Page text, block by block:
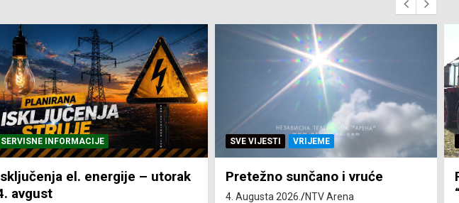
SVE VIJESTI VRIJEME
Pretežno sunčano i vruće
4. Augusta 2026.
SVE VIJESTI ZEMLJA
Pravo na subvenciju za traktor
“Belarus” ostvarila 84 korisnika